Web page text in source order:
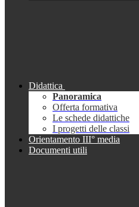
Didattica
Panoramica
Offerta formativa
Le schede didattiche
I progetti delle classi
Orientamento III° media
Documenti utili